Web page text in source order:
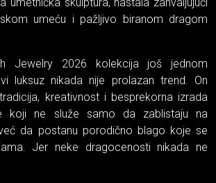
umeću i pažljivo biranom dragom
Jewelry 2026 kolekcija još jednom
luksuz nikada nije prolazan trend. On
kreativnost i besprekorna izrada
koji ne služe samo da zablistaju na
da postanu porodično blago koje se
Jer neke dragocenosti nikada ne